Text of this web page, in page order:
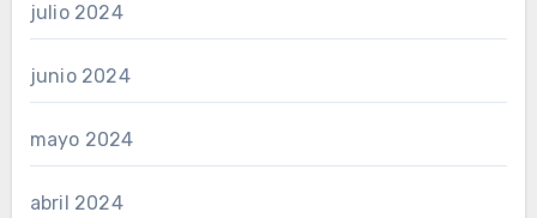
julio 2024
junio 2024
mayo 2024
abril 2024